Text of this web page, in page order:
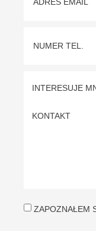
ZAPOZNAŁEM